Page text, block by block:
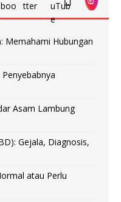
Memahami Hubungan
Asam Lambung
Gejala, Diagnosis,
atau Perlu